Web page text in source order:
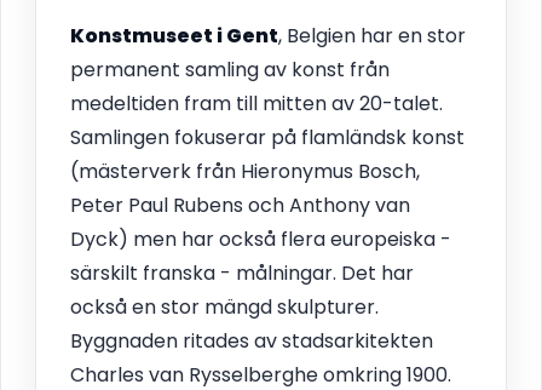
Konstmuseet iGent, Belgien har en stor
permanent samling av konst från
medeltiden fram till mitten av 20-talet.
Samlingen fokuserar på flamländsk konst
(mästerverk från Hieronymus Bosch,
Peter Paul Rubens och Anthony van
Dyck) men har också flera europeiska -
särskilt franska - målningar. Det har
också en stor mängd skulpturer.
Byggnaden ritades av stadsarkitekten
Charles van Rysselberghe omkring 1900.